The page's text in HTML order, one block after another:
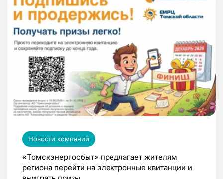
Новости компаний
«Томскэнергосбыт» предлагает жителям
региона перейти на электронные квитанции и